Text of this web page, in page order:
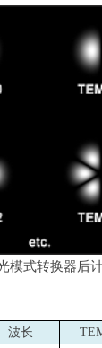
模式转换器后
波长